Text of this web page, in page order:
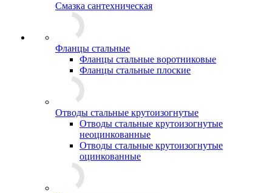
Смазка сантехническая
Фланцы стальные
Фланцы стальные воротниковые
Фланцы стальные плоские
Отводы стальные крутоизогнутые
Отводы стальные крутоизогнутые
неоцинкованные
Отводы стальные крутоизогнутые
оцинкованные